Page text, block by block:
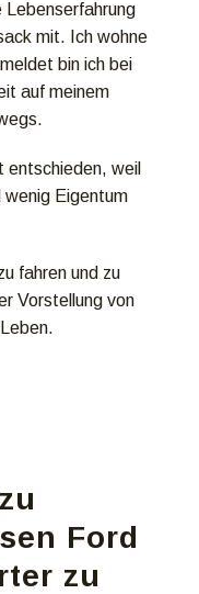
Lebenserfahrung
mit. Ich wohne
bin ich bei
auf meinem
entschieden, weil
wenig Eigentum
fahren und zu
Vorstellung von
Ford
zu